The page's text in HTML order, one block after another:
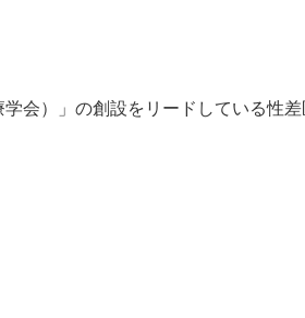
会）」の創設をリードしている性